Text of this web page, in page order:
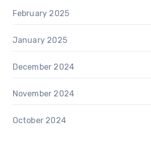
February 2025
January 2025
December 2024
November 2024
October 2024